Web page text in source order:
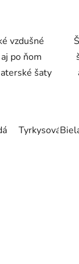
vzdušné
po ňom
šaty
Tyrkysová